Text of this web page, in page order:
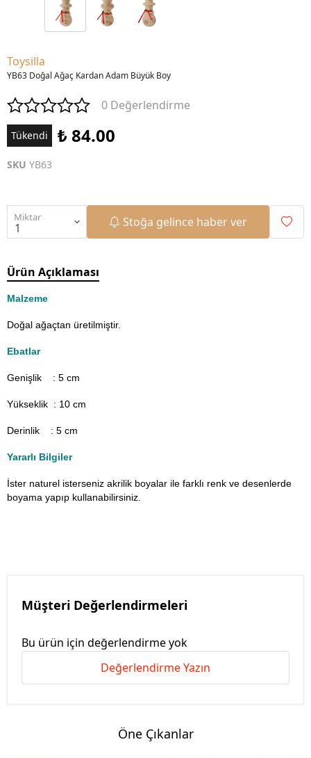
Toysilla
YB63 Doğal Ağaç Kardan Adam Büyük Boy
0 Değerlendirme
Tükendi ₺ 84.00
SKU YB63
Miktar Stoğa gelince haber ver
Ürün Açıklaması
Malzeme
Doğal ağaçtan üretilmiştir.
Ebatlar
Genişlik : 5 cm
Yükseklik : 10 cm
Derinlik : 5 cm
Yararlı Bilgiler
İster naturel isterseniz akrilik boyalar ile farklı renk ve desenlerde
boyama yapıp kullanabilirsiniz.
Müşteri Değerlendirmeleri
Bu ürün için değerlendirme yok
Değerlendirme Yazın
Öne Çıkanlar